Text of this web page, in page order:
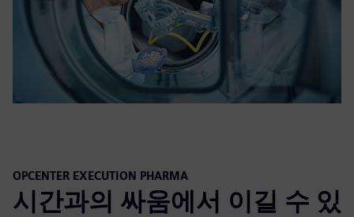
OPCENTER EXECUTION PHARMA
시간과의 싸움에서 이길 수 있